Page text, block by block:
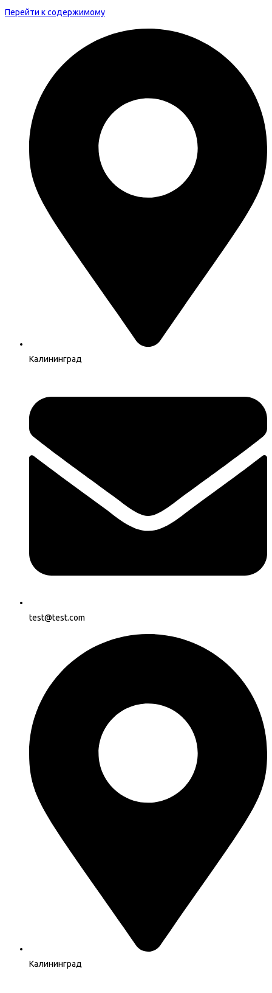
Перейти к содержимому
Калининград
test@test.com
Калининград